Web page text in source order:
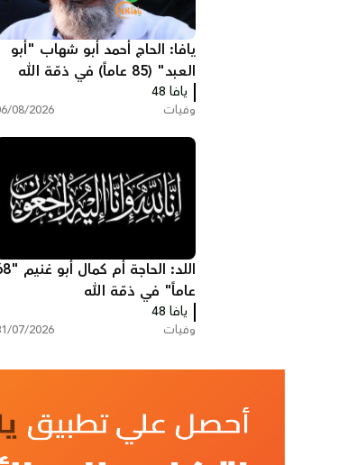
يافا: الحاج أحمد أبو شهاب "أبو
العبد" (85 عاماً) في ذمّة الله
يافا 48
وفيات 08/2026
اللد: الحاجة
عاماً" في ذمّة الله
يافا 48
وفيات 07/2026